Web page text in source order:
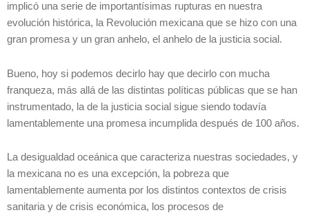
implicó una serie de importantísimas rupturas en nuestra
evolución histórica, la Revolución mexicana que se hizo con una
gran promesa y un gran anhelo, el anhelo de la justicia social.
Bueno, hoy si podemos decirlo hay que decirlo con mucha
franqueza, más allá de las distintas políticas públicas que se han
instrumentado, la de la justicia social sigue siendo todavía
lamentablemente una promesa incumplida después de 100 años.
La desigualdad oceánica que caracteriza nuestras sociedades, y
la mexicana no es una excepción, la pobreza que
lamentablemente aumenta por los distintos contextos de crisis
sanitaria y de crisis económica, los procesos de